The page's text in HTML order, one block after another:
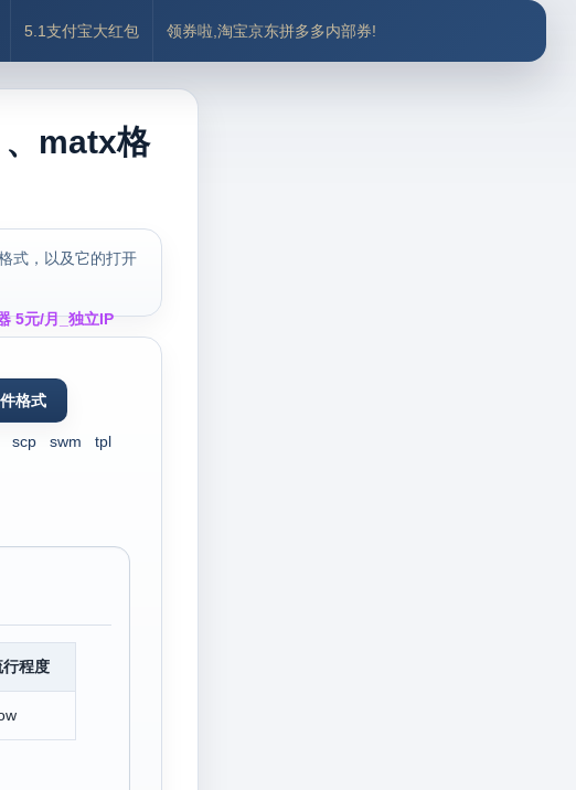
5.1支付宝大红包 领券啦,淘宝京东拼多多内部券!
matx格
式，以及它的打开
5元/月_独立IP
scp swm
tpl
行程度